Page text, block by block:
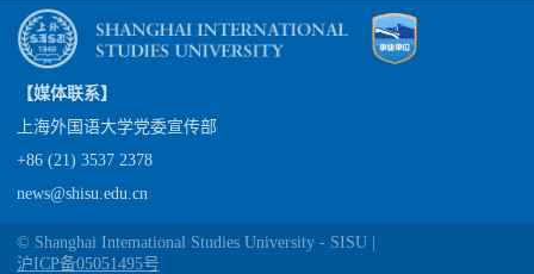
【媒体联系】
上海外国语大学党委宣传部
+86 (21) 3537 2378
news@shisu.edu.cn
© Shanghai Intemational Studies University - SISU |
沪ICP备05051495号